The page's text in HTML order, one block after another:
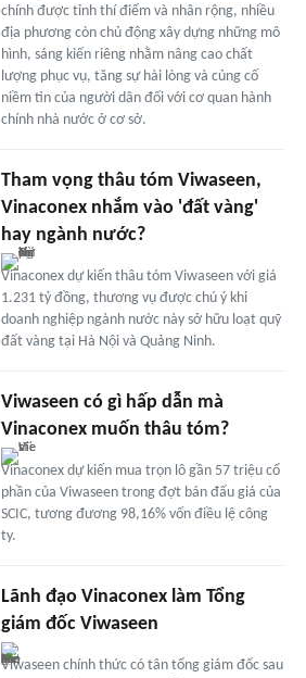
chính được tỉnh thí điểm và nhân rộng, nhiều
địa phương còn chủ động xây dựng những mô
hình, sáng kiến riêng nhằm nâng cao chất
lượng phục vụ, tăng sự hài lòng và củng cố
niềm tin của người dân đối với cơ quan hành
chính nhà nước ở cơ sở.
Tham vọng thâu tóm Viwaseen,
Vinaconex nhắm vào 'đất vàng'
hay ngành nước?
Vinaconex dự kiến thâu tóm Viwaseen với giá
1.231 tỷ đồng, thương vụ được chú ý khi
doanh nghiệp ngành nước này sở hữu loạt quỹ
đất vàng tại Hà Nội và Quảng Ninh.
Viwaseen có gì hấp dẫn mà
Vinaconex muốn thâu tóm?
Vinaconex dự kiến mua trọn lô gần 57 triệu cổ
phần của Viwaseen trong đợt bán đấu giá của
SCIC, tương đương 98,16% vốn điều lệ công
ty.
Lãnh đạo Vinaconex làm Tổng
giám đốc Viwaseen
Viwaseen chính thức có tân tổng giám đốc sau